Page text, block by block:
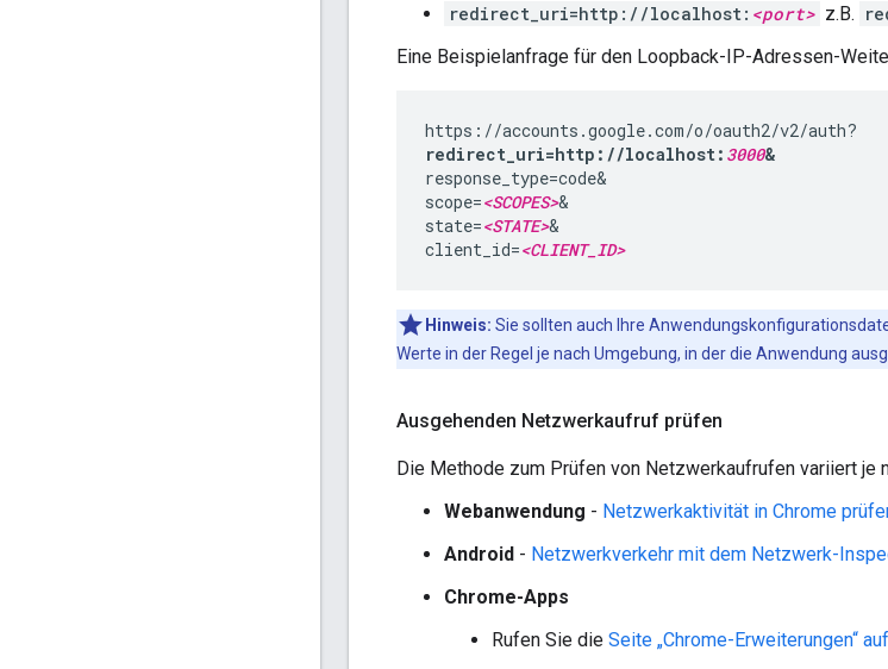
redirect_uri=http://localhost: <port> z.B.
Eine Beispielanfrage für den Loopback-IP-Adressen-
redirect_uri=http://localhost: 3000&
response_type=code&
scope=<SCOPES>&
state=<STATE>&
client_id=<CLIENT_ID>
Hinweis: Sie sollten auch Ihre
Werte in der Regel je nach Umgebung, in der die Anwendung
Ausgehenden Netzwerkaufruf prüfen
Die Methode zum Prüfen von Netzwerkaufrufen variiert je
Webanwendung - Netzwerkaktivität in Chrome
Android - Netzwerkverkehr mit dem Netzwerk-
Chrome-Apps
Rufen Sie die Seite „Chrome-Erweiterungen“